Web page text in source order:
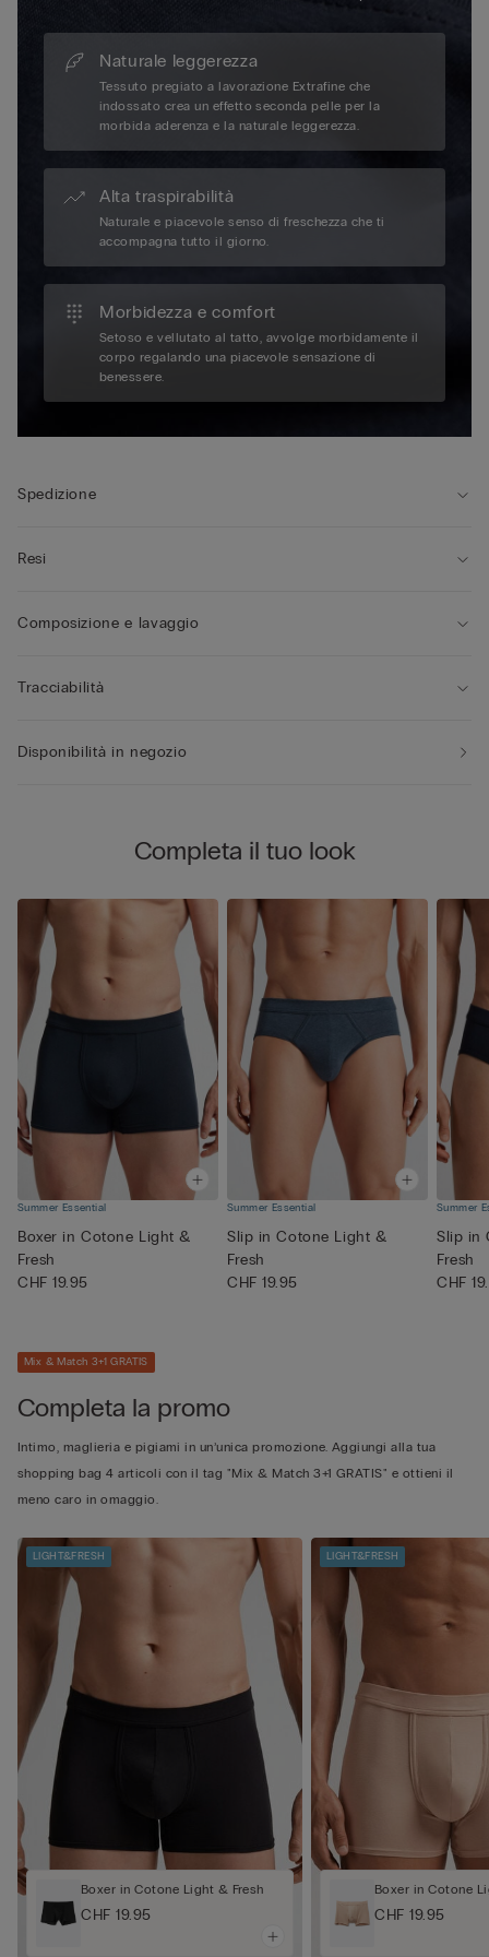
Naturale leggerezza
Tessuto pregiato a lavorazione Extrafine che
indossato crea un effetto seconda pelle per la
morbida aderenza e la naturale leggerezza.
Alta traspirabilità
Naturale e piacevole senso di freschezza che ti
accompagna tutto il giorno.
Morbidezza e comfort
Setoso e vellutato al tatto, avvolge morbidamente il
corpo regalando una piacevole sensazione di
benessere.
Spedizione
Resi
Composizione e lavaggio
Tracciabilità
Disponibilità in negozio
Completa il tuo look
Summer Essential
Boxer in Cotone Light &
Fresh
CHF 19.95
Summer Essential
Slip in Cotone Light &
Fresh
CHF 19.95
Summer
Slip in
Fresh
CHF
Mix & Match 3+1 GRATIS
Completa la promo
Intimo, maglieria e pigiami in un’unica promozione. Aggiungi alla tua
shopping bag 4 articoli con il tag "Mix & Match 3+1 GRATIS" e ottieni il
meno caro in omaggio.
LIGHT&FRESH
Boxer in Cotone Light & Fresh
CHF 19.95
LIGHT&FRESH
Boxer in Cotone
CHF 19.95